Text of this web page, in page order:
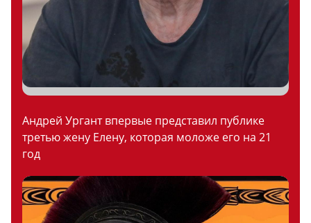
Андрей Ургант впервые представил публике
третью жену Елену, которая моложе его на 21
год